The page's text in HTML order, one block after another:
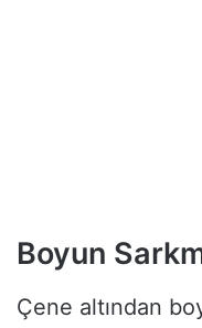
Boyun
Çene altından